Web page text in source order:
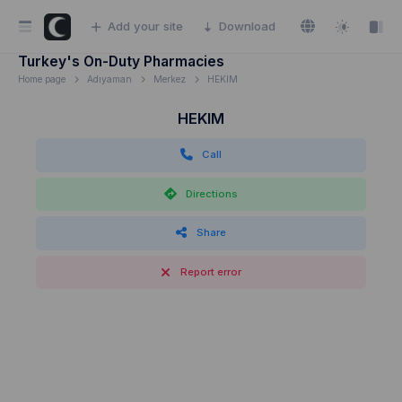
Add your site Download
Turkey's On-Duty Pharmacies
Home page Adıyaman Merkez HEKIM
HEKIM
Call
Directions
Share
Report error